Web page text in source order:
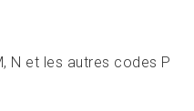
N et les autres codes P